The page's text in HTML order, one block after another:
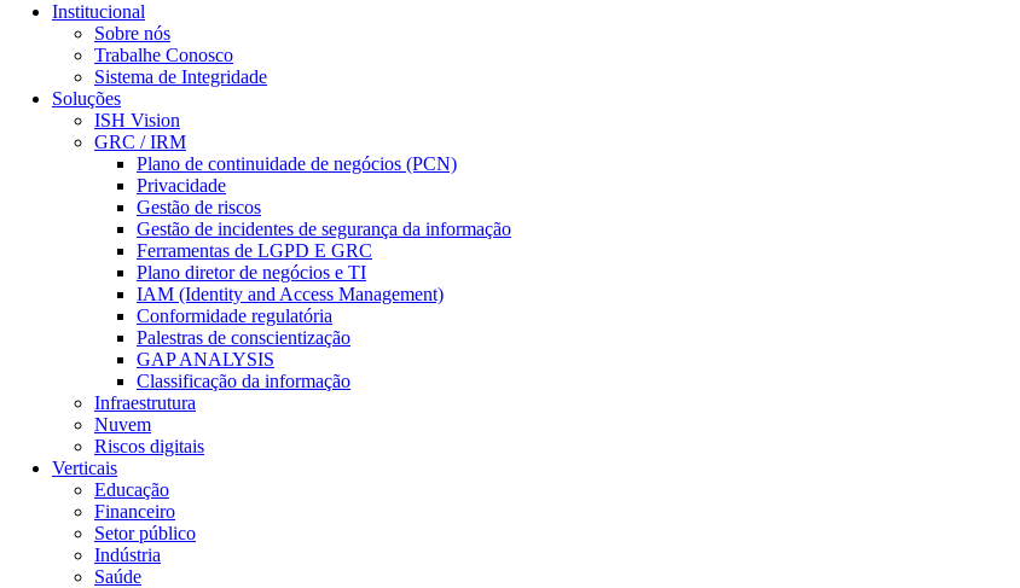
Institucional
Sobre nós
Trabalhe Conosco
Sistema de Integridade
Soluções
ISH Vision
GRC / IRM
Plano de continuidade de negócios (PCN)
Privacidade
Gestão de riscos
Gestão de incidentes de segurança da informação
Ferramentas de LGPD E GRC
Plano diretor de negócios e TI
IAM (Identity and Access Management)
Conformidade regulatória
Palestras de conscientização
GAP ANALYSIS
Classificação da informação
Infraestrutura
Nuvem
Riscos digitais
Verticais
Educação
Financeiro
Setor público
Indústria
Saúde